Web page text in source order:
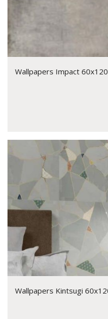
Wallpapers Impact
Wallpapers Kintsugi